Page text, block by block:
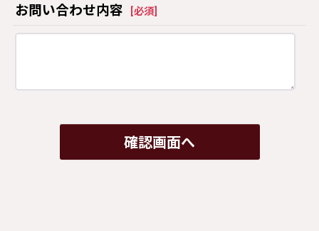
お問い合わせ内容 必須
確認画面へ